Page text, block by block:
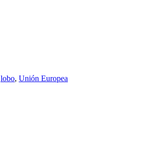
lobo, Unión Europea